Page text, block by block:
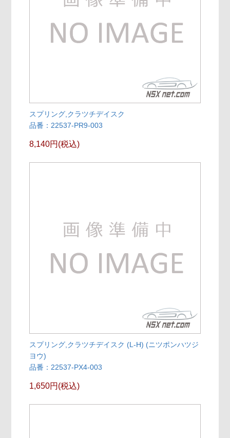
スプリング,クラツチデイスク
品番：22537-PR9-003
8,140円(税込)
スプリング,クラツチデイスク (L-H) (ニツポンハツジ
ヨウ)
品番：22537-PX4-003
1,650円(税込)